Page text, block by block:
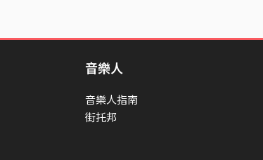
音樂人
音樂人指南
街托邦